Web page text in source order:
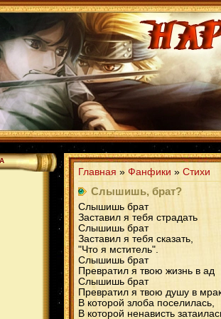
Главная » Фанфики » Стихи
Слышишь, брат?
Слышишь брат
Заставил я тебя страдать
Слышишь брат
Заставил я тебя сказать,
"Что я мститель".
Слышишь брат
Превратил я твою жизнь в ад
Слышишь брат
Превратил я твою душу в
В которой злоба поселилась,
В которой ненависть